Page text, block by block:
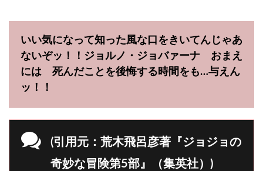
いい気になって知った風な口をきいてんじゃあ
ないぞッ！！ジョルノ・ジョバァーナ おまえ
には 死んだことを後悔する時間をも…与えん
ッ！！
(引用元：荒木飛呂彦著『ジョジョの
奇妙な冒険第5部』（集英社）)